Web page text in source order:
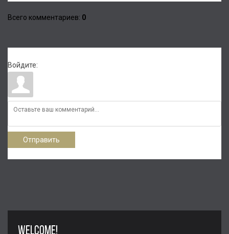
Всего комментариев: 0
Войдите:
Отправить
WELCOME!